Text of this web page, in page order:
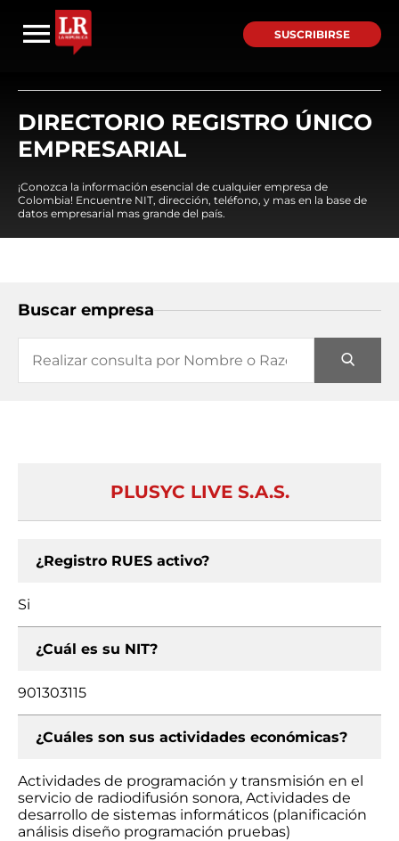
SUSCRIBIRSE
DIRECTORIO REGISTRO ÚNICO
EMPRESARIAL
¡Conozca la información esencial de cualquier empresa de
Colombia! Encuentre NIT, dirección, teléfono, y mas en la base de
datos empresarial mas grande del país.
Buscar empresa
PLUSYC LIVE S.A.S.
¿Registro RUES activo?
Si
¿Cuál es su NIT?
901303115
¿Cuáles son sus actividades económicas?
Actividades de programación y transmisión en el
servicio de radiodifusión sonora, Actividades de
desarrollo de sistemas informáticos (planificación
análisis diseño programación pruebas)